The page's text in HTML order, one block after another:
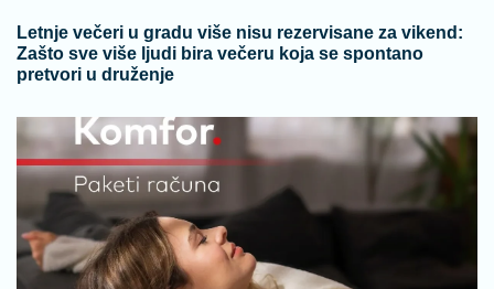
Letnje večeri u gradu više nisu rezervisane za vikend:
Zašto sve više ljudi bira večeru koja se spontano
pretvori u druženje